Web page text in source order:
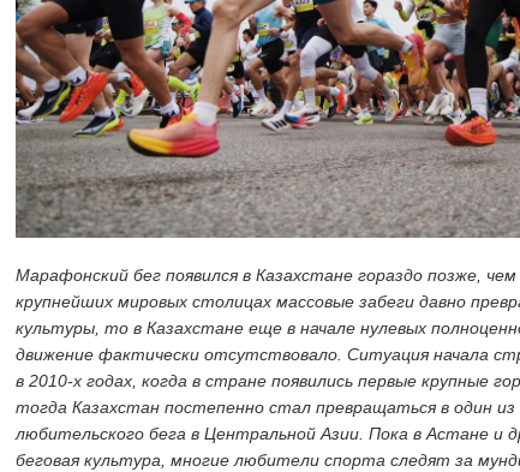
Марафонский бег появился в Казахстане гораздо позже,
крупнейших мировых столицах массовые забеги давно
культуры, то в Казахстане еще в начале нулевых
движение фактически отсутствовало. Ситуация начала
в 2010-х годах, когда в стране появились первые крупные
тогда Казахстан постепенно стал превращаться в один
любительского бега в Центральной Азии. Пока в Астане и
беговая культура, многие любители спорта следят за